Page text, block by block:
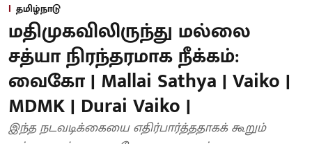
தமிழ்நாடு
மதிமுகவிலிருந்து மல்லை
சத்யா நிரந்தரமாக நீக்கம்:
வைகோ | Mallai Sathya | Vaiko |
MDMK | Durai Vaiko |
இந்த நடவடிக்கையை எதிர்பார்த்ததாகக் கூறும்